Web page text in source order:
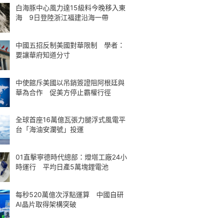
白海豚中心風力達15級料今晚移入東
海 9日登陸浙江福建沿海一帶
中國五招反制美國對華限制 學者：
要讓華府知道分寸
中使館斥美國以吊銷簽證阻阿根廷與
華為合作 促美方停止霸權行徑
全球首座16萬億瓦張力腿浮式風電平
台「海油安瀾號」投運
01直擊寧德時代總部：燈塔工廠24小
時運行 平均日產5萬塊鋰電池
每秒520萬億次浮點運算 中國自研
AI晶片取得架構突破